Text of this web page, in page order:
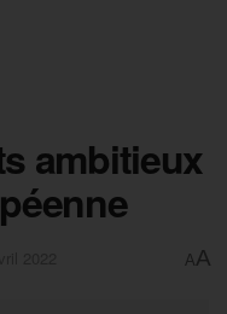
ambitieux
AA